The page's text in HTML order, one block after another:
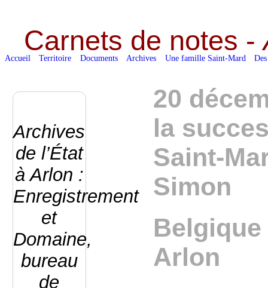
Carnets de notes -
Accueil Territoire Documents Archives Une famille Saint-Mard
20
la
Saint-
Simon
Belgique
Arlon
Archives
de l’État
à Arlon :
Enregistrement
et
Domaine,
bureau
de